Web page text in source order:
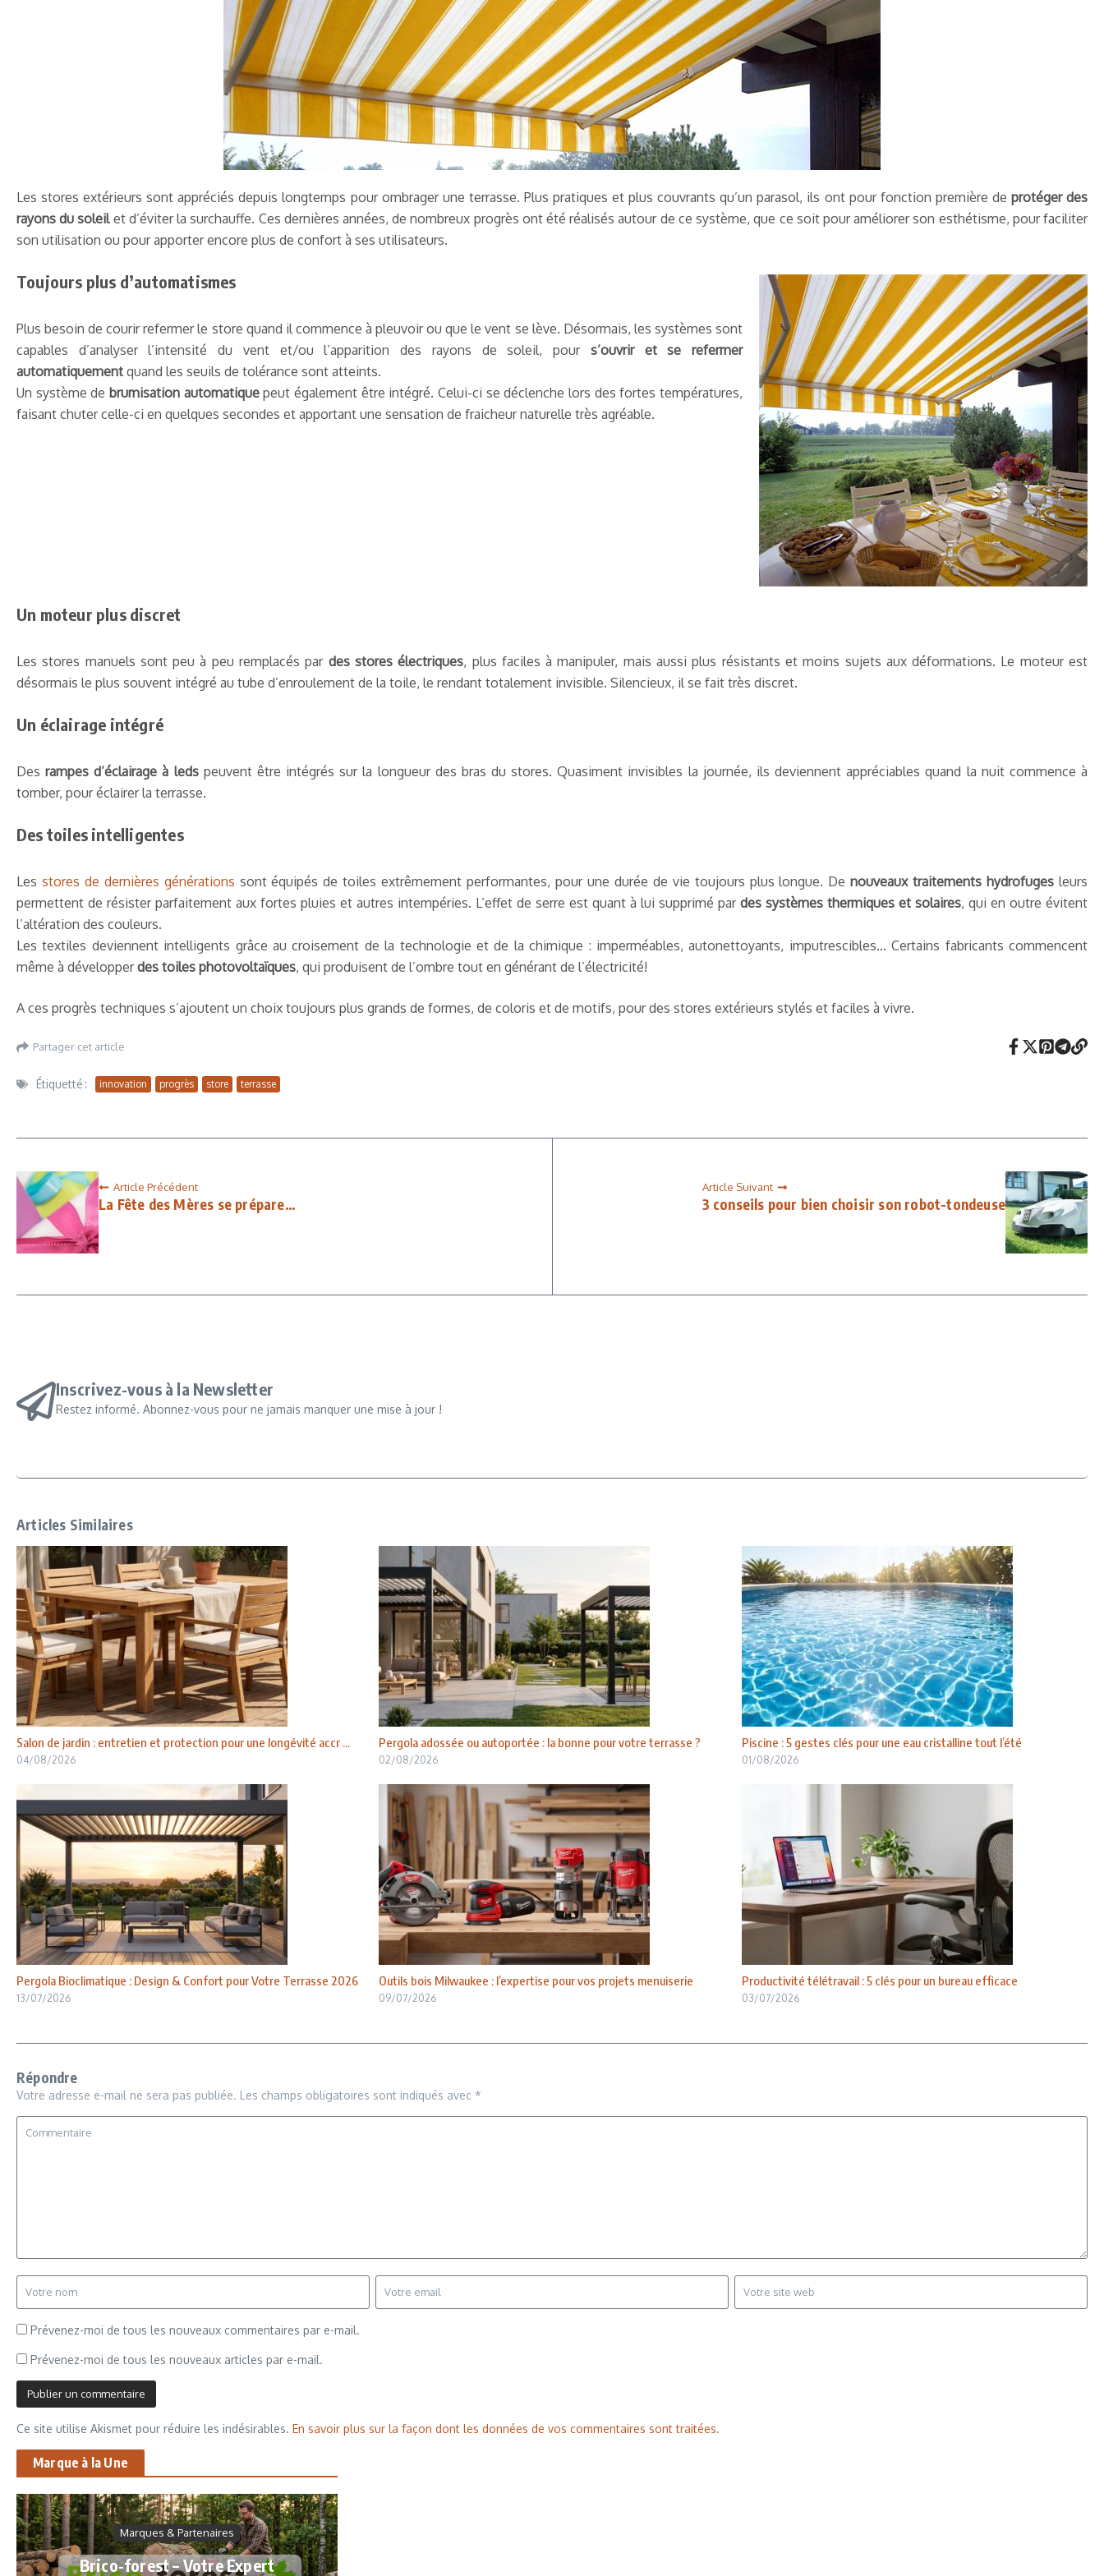
Les stores extérieurs sont appréciés depuis longtemps pour ombrager une terrasse. Plus pratiques et plus couvrants qu’un parasol, ils ont pour fonction première de protéger des
rayons du soleilet d’éviter la surchauffe. Ces dernières années, de nombreux progrès ont été réalisés autour de ce système, que ce soit pour améliorer son esthétisme, pour faciliter
son utilisation ou pour apporter encore plus de confort à ses utilisateurs.
Toujours plus d’automatismes
Plus besoin de courir refermer le store quand il commence à pleuvoir ou que le vent se lève. Désormais, les systèmes sont
capables d’analyser l’intensité du vent et/ou l’apparition des rayons de soleil, pour s’ouvrir et se refermer
automatiquement quand les seuils de tolérance sont atteints.
Un système de brumisation automatiquepeut également être intégré. Celui-ci se déclenche lors des fortes températures,
faisant chuter celle-ci en quelques secondes et apportant une sensation de fraicheur naturelle très agréable.
Un moteur plus discret
Les stores manuels sont peu à peu remplacés pardes stores électriques, plus faciles à manipuler, mais aussi plus résistants et moins sujets aux déformations. Le moteur est
désormais le plus souvent intégré au tube d’enroulement de la toile, le rendant totalement invisible. Silencieux, il se fait très discret.
Un éclairage intégré
Des rampes d’éclairage à ledspeuvent être intégrés sur la longueur des bras du stores. Quasiment invisibles la journée, ils deviennent appréciables quand la nuit commence à
tomber, pour éclairer la terrasse.
Des toiles intelligentes
Les stores de dernières générations sont équipés de toiles extrêmement performantes, pour une durée de vie toujours plus longue. Denouveaux traitements hydrofuges leurs
permettent de résister parfaitement aux fortes pluies et autres intempéries. L’effet de serre est quant à lui supprimé pardes systèmes thermiques et solaires, qui en outre évitent
l’altération des couleurs.
Les textiles deviennent intelligents grâce au croisement de la technologie et de la chimique : imperméables, autonettoyants, imputrescibles… Certains fabricants commencent
même à développerdes toiles photovoltaïques, qui produisent de l’ombre tout en générant de l’électricité!
A ces progrès techniques s’ajoutent un choix toujours plus grands de formes, de coloris et de motifs, pour des stores extérieurs stylés et faciles à vivre.
Partager cet article
Étiquetté : innovation progrès store terrasse
Article Précédent
La Fête des Mères se prépare…
Article Suivant
3 conseils pour bien choisir son robot-tondeuse
Inscrivez-vous à la Newsletter
Restez informé. Abonnez-vous pour ne jamais manquer une mise à jour !
Articles Similaires
Salon de jardin : entretien et protection pour une longévité accr ...
04/08/2026
Pergola adossée ou autoportée : la bonne pour votre terrasse ?
02/08/2026
Piscine : 5 gestes clés pour une eau cristalline tout l’été
01/08/2026
Pergola Bioclimatique : Design & Confort pour Votre Terrasse 2026
13/07/2026
Outils bois Milwaukee : l’expertise pour vos projets menuiserie
09/07/2026
Productivité télétravail : 5 clés pour un bureau efficace
03/07/2026
Répondre
Votre adresse e-mail ne sera pas publiée. Les champs obligatoires sont indiqués avec *
Prévenez-moi de tous les nouveaux commentaires par e-mail.
Prévenez-moi de tous les nouveaux articles par e-mail.
Ce site utilise Akismet pour réduire les indésirables. En savoir plus sur la façon dont les données de vos commentaires sont traitées.
Marque à la Une
Marques & Partenaires
Brico-forest – Votre Expert